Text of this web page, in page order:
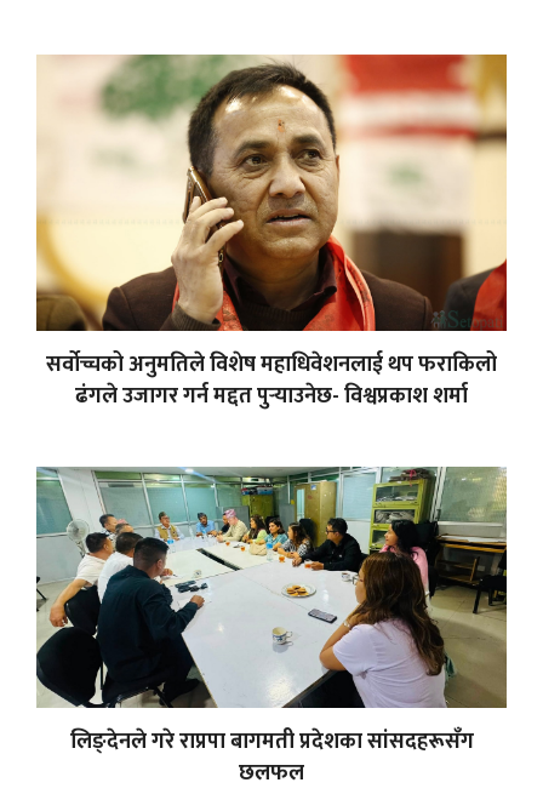
सर्वोच्चको अनुमतिले विशेष महाधिवेशनलाई थप फराकिलो
ढंगले उजागर गर्न मद्दत पुर्‍याउनेछ- विश्वप्रकाश शर्मा
लिङ्देनले गरे राप्रपा बागमती प्रदेशका सांसदहरूसँग
छलफल